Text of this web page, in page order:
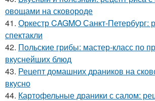
овощами на сковороде
41. Оркестр CAGMO Санкт-Петербург:
спектакли
42. Польские грибы: мастер-класс по
вкуснейших блюд
43. Рецепт домашних драников на
вкусно
44. Картофельные драники с салом: